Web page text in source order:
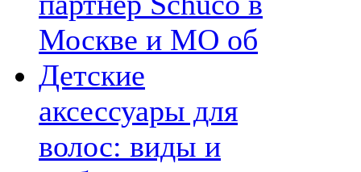
Москве и МО об
Детские
аксессуары для
волос: виды и